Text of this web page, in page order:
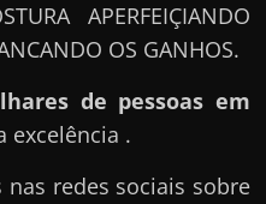
APERFEIÇIANDO
OS GANHOS.
de pessoas em
excelência .
redes sociais sobre